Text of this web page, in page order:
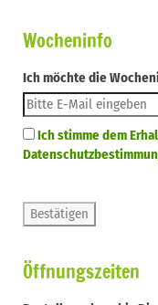
Wocheninfo
Ich möchte die
Ich stimme dem
Öffnungszeiten